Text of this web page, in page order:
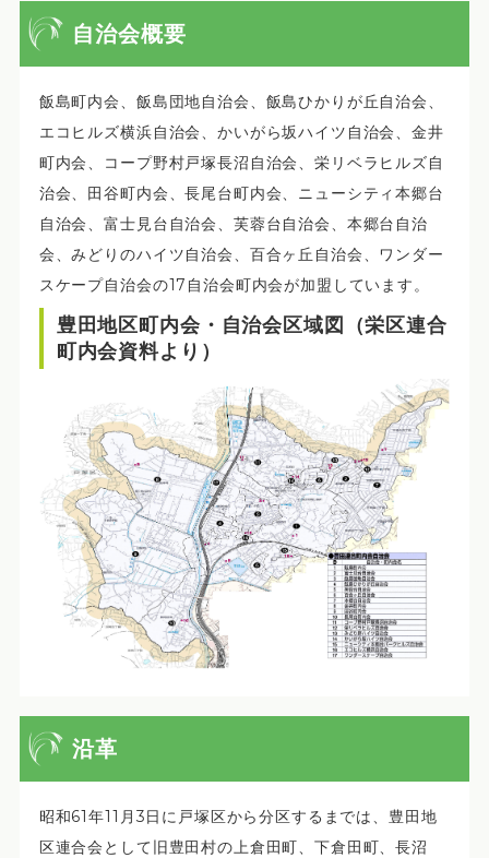
自治会概要
飯島町内会、飯島団地自治会、飯島ひかりが丘自治会、
エコヒルズ横浜自治会、かいがら坂ハイツ自治会、金井
町内会、コープ野村戸塚長沼自治会、栄リベラヒルズ自
治会、田谷町内会、長尾台町内会、ニューシティ本郷台
自治会、富士見台自治会、芙蓉台自治会、本郷台自治
会、みどりのハイツ自治会、百合ヶ丘自治会、ワンダー
スケープ自治会の17自治会町内会が加盟しています。
豊田地区町内会・自治会区域図（栄区連合
町内会資料より）
沿革
昭和61年11月3日に戸塚区から分区するまでは、豊田地
区連合会として旧豊田村の上倉田町、下倉田町、長沼